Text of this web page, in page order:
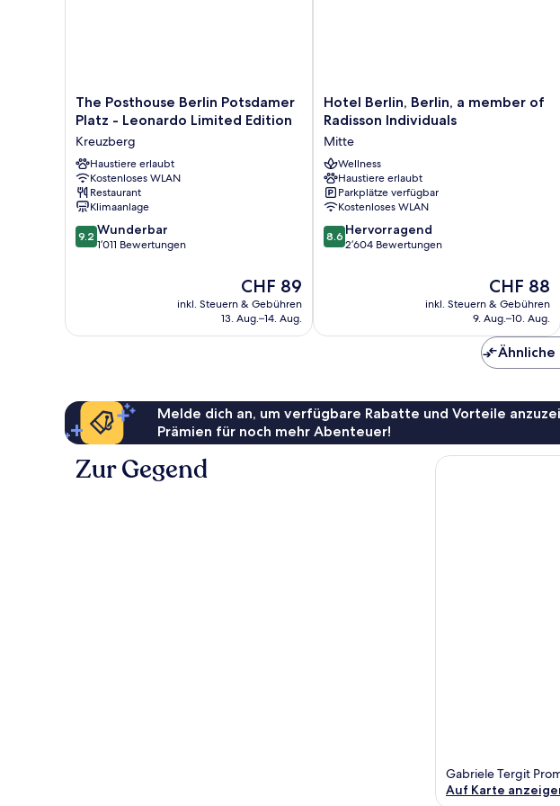
The
Posthouse
Potsdamer
Platz
-
Leonardo
Limited
Edition
Kreuzberg
The Posthouse Berlin Potsdamer
Platz - Leonardo Limited Edition
Kreuzberg
Haustiere erlaubt
Kostenloses WLAN
Restaurant
Klimaanlage
9.2
von
9.2 Wunderbar
1’011 Bewertungen
Der
Preis
beträgt
CHF 89
inkl. Steuern & Gebühren
13. Aug.–14. Aug.
Hotel
Berlin,
a
member
of
Radisson
Individuals
Mitte
Hotel Berlin, Berlin, a member of
Radisson Individuals
Mitte
Wellness
Haustiere erlaubt
Parkplätze verfügbar
Kostenloses WLAN
8.6
von
8.6 Hervorragend
2’604 Bewertungen
Der
Preis
beträgt
CHF 88
inkl. Steuern & Gebühren
9. Aug.–10. Aug.
Melde dich an, um verfügbare Rabatte und Vorteile
Prämien für noch mehr Abenteuer!
Zur Gegend
Gabriele Tergit
Auf Karte